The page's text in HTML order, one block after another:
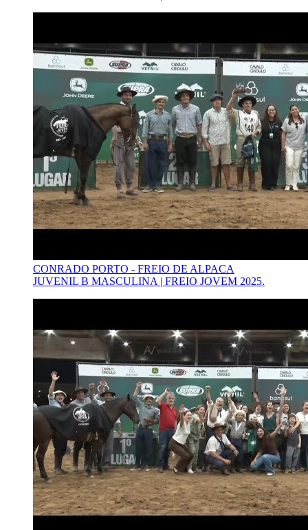
CONRADO PORTO - FREIO DE ALPACA
JUVENIL B MASCULINA | FREIO JOVEM 2025.